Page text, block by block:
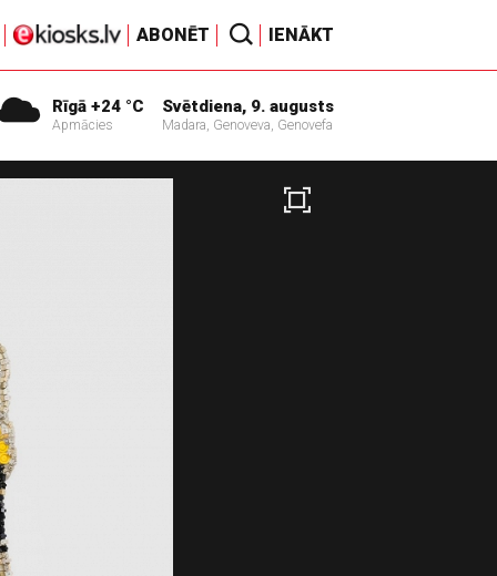
ABONĒT IENĀKT
Rīgā +24 °C
Apmācies
Svētdiena, 9. augusts
Madara, Genoveva, Genovefa